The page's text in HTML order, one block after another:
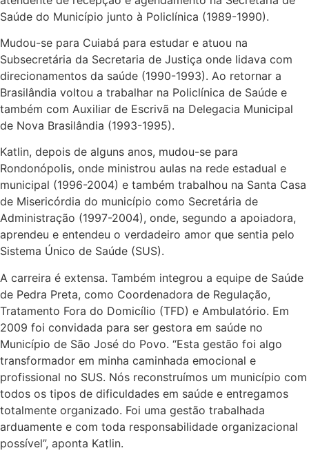
Saúde do Município junto à Policlínica (1989-1990).
Mudou-se para Cuiabá para estudar e atuou na
Subsecretária da Secretaria de Justiça onde lidava com
direcionamentos da saúde (1990-1993). Ao retornar a
Brasilândia voltou a trabalhar na Policlínica de Saúde e
também com Auxiliar de Escrivã na Delegacia Municipal
de Nova Brasilândia (1993-1995).
Katlin, depois de alguns anos, mudou-se para
Rondonópolis, onde ministrou aulas na rede estadual e
municipal (1996-2004) e também trabalhou na Santa Casa
de Misericórdia do município como Secretária de
Administração (1997-2004), onde, segundo a apoiadora,
aprendeu e entendeu o verdadeiro amor que sentia pelo
Sistema Único de Saúde (SUS).
A carreira é extensa. Também integrou a equipe de Saúde
de Pedra Preta, como Coordenadora de Regulação,
Tratamento Fora do Domicílio (TFD) e Ambulatório. Em
2009 foi convidada para ser gestora em saúde no
Município de São José do Povo. “Esta gestão foi algo
transformador em minha caminhada emocional e
profissional no SUS. Nós reconstruímos um município com
todos os tipos de dificuldades em saúde e entregamos
totalmente organizado. Foi uma gestão trabalhada
arduamente e com toda responsabilidade organizacional
possível”, aponta Katlin.